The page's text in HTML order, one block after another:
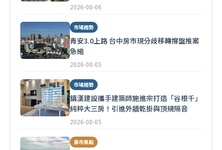
2026-08-06
市場趨勢
青安3.0上路 台中房市現分歧移轉撐盤推案
急縮
2026-08-05
市場趨勢
鎮漢建設攜手建築師施進宗打造「谷根千」
純粹大三房！引進外牆乾掛與頂規隔音
2026-08-05
房市焦點